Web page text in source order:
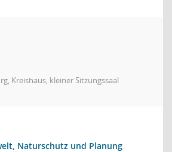
Kreishaus, kleiner Sitzungssaal
Naturschutz und Planung